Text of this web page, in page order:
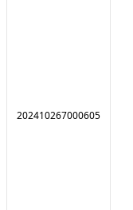
202410267000605